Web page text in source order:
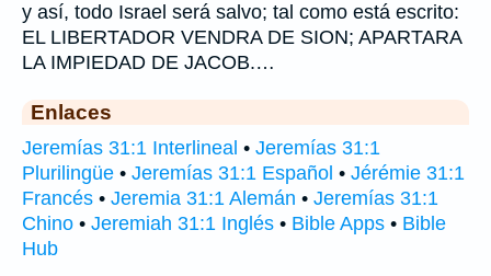
y así, todo Israel será salvo; tal como está escrito:
EL LIBERTADOR VENDRA DE SION; APARTARA
LA IMPIEDAD DE JACOB.…
Enlaces
Jeremías 31:1 Interlineal • Jeremías 31:1
Plurilingüe • Jeremías 31:1 Español • Jérémie 31:1
Francés • Jeremia 31:1 Alemán • Jeremías 31:1
Chino • Jeremiah 31:1 Inglés • Bible Apps • Bible
Hub